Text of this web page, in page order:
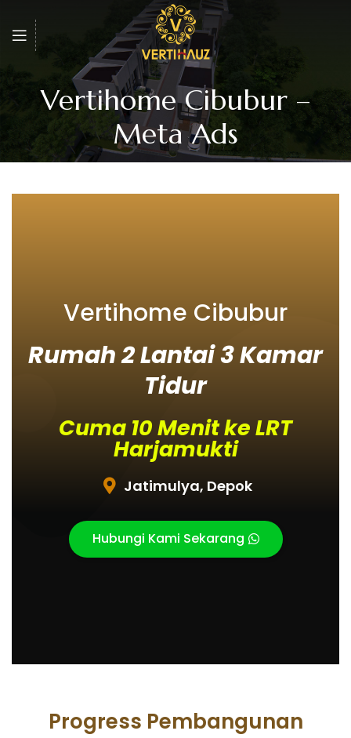
Vertihome Cibubur –
Meta Ads
Vertihome Cibubur
Rumah 2 Lantai 3 Kamar
Tidur
Cuma 10 Menit ke LRT
Harjamukti
Jatimulya, Depok
Hubungi Kami Sekarang
Progress Pembangunan